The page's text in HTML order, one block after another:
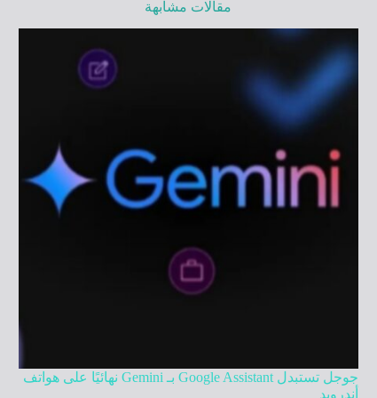
مقالات مشابهة
جوجل تستبدل Google Assistant بـ Gemini نهائيًا على هواتف
أندرويد